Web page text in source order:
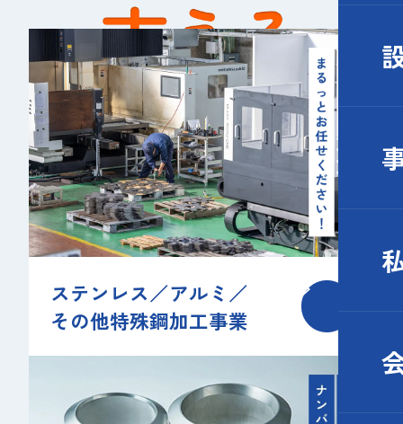
ステンレス／アルミ／
その他特殊鋼加工事業